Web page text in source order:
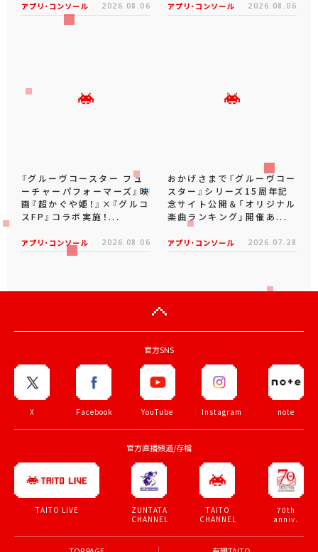
アプリ･コンソール 2026.08.06 アプリ･コンソール 2026.08.06
『グルーヴコースター フュ
ーチャーパフォーマーズ』映
画『超かぐや姫！』×『グルコ
スFP』コラボ実施！...
アプリ･コンソール 2026.08.06
おかげさまで『グルーヴコー
スター』シリーズ15周年記
念サイト公開＆「オリジナル
楽曲ランキング」開催あ...
アプリ･コンソール 2026.07.28
官方SNS
X Facebook YouTube Instagram note
官方直播頻道/存檔
TAITO LIVE
ZUNTATA
CHANNEL
TAITO
CHANNEL
70th
anniv.